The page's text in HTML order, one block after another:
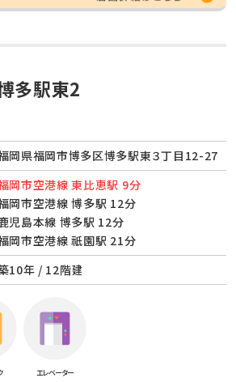
多駅東2
岡県福岡市博多区博多駅東３丁目12-27
岡市空港線 東比恵駅 9分
岡市空港線 博多駅 12分
児島本線 博多駅 12分
岡市空港線 祇園駅 21分
10年 / 12階建
エレベーター